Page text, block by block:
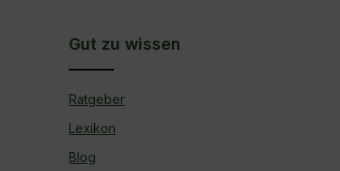
Gut zu wissen
Ratgeber
Lexikon
Blog